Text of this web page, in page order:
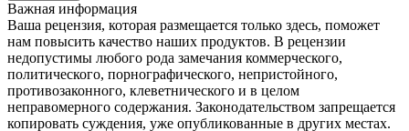
Важная информация
Ваша рецензия, которая размещается только здесь, поможет
нам повысить качество наших продуктов. В рецензии
недопустимы любого рода замечания коммерческого,
политического, порнографического, непристойного,
противозаконного, клеветнического и в целом
неправомерного содержания. Законодательством запрещается
копировать суждения, уже опубликованные в других местах.